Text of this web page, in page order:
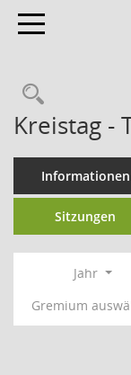
Toggle navigation
Kreistag -
Informationen
Sitzungen
Jahr
Gremium